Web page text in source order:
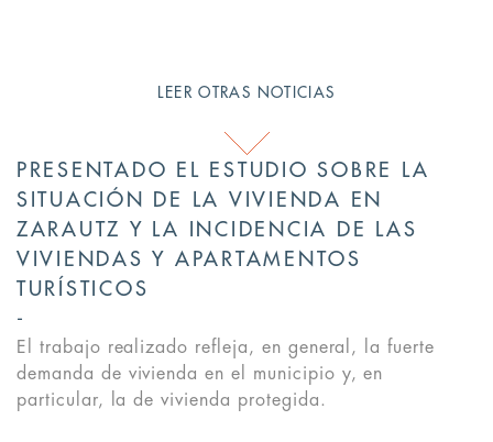
LEER OTRAS NOTICIAS
PRESENTADO EL ESTUDIO SOBRE LA
SITUACIÓN DE LA VIVIENDA EN
ZARAUTZ Y LA INCIDENCIA DE LAS
VIVIENDAS Y APARTAMENTOS
TURÍSTICOS
El trabajo realizado refleja, en general, la fuerte
demanda de vivienda en el municipio y, en
particular, la de vivienda protegida.